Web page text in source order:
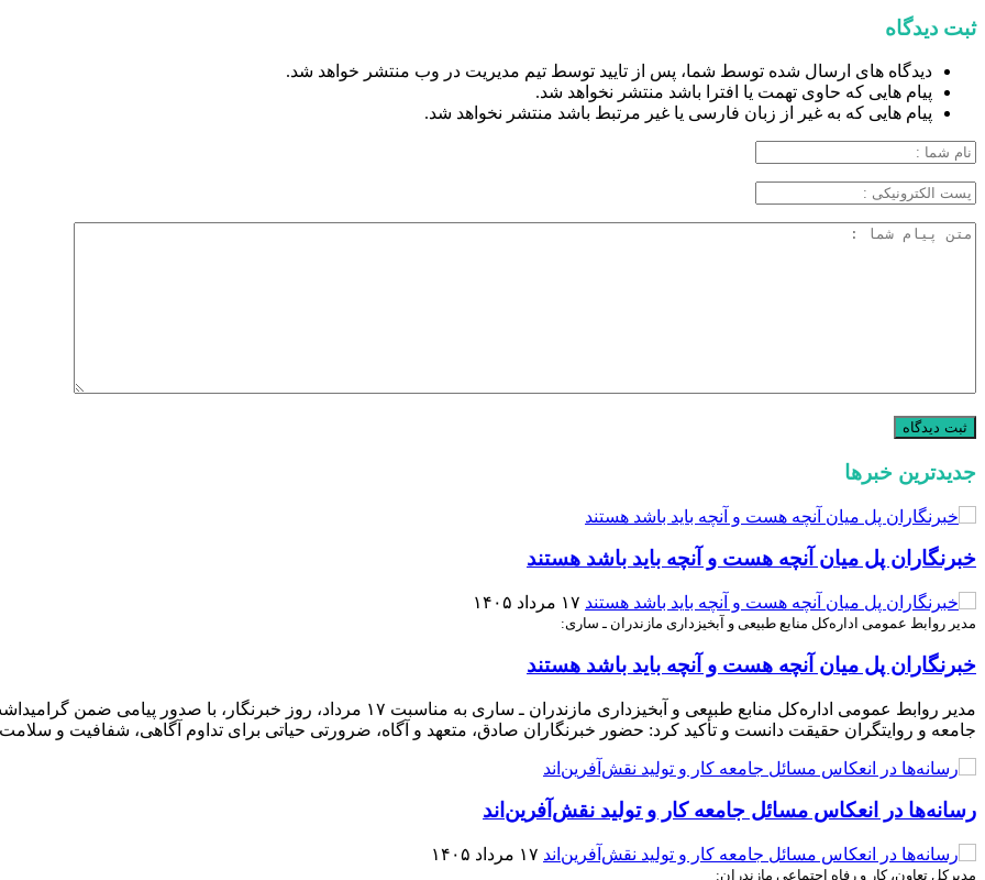
ثبت دیدگاه
دیدگاه های ارسال شده توسط شما، پس از تایید توسط تیم مدیریت در وب منتشر خواهد شد.
پیام هایی که حاوی تهمت یا افترا باشد منتشر نخواهد شد.
پیام هایی که به غیر از زبان فارسی یا غیر مرتبط باشد منتشر نخواهد شد.
جدیدترین خبرها
خبرنگاران پل میان آنچه هست و آنچه باید باشد هستند
۱۷ مرداد ۱۴۰۵
مدیر روابط عمومی اداره‌کل منابع طبیعی و آبخیزداری مازندران ـ ساری:
خبرنگاران پل میان آنچه هست و آنچه باید باشد هستند
مدیر روابط عمومی اداره‌کل منابع طبیعی و آبخیزداری مازندران ـ ساری به مناسبت ۱۷
جامعه و روایتگران حقیقت دانست و تأکید کرد: حضور خبرنگاران صادق، متعهد و آگاه، ضرورتی حیاتی برای تداوم آگاهی، شفافیت و
رسانه‌ها در انعکاس مسائل جامعه کار و تولید نقش‌آفرین‌اند
۱۷ مرداد ۱۴۰۵
مدیرکل تعاون، کار و رفاه اجتماعی مازندران: